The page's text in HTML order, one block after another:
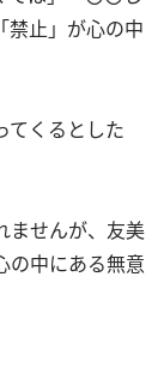
禁止」が心の中
てくるとした
ませんが、友美
の中にある無意